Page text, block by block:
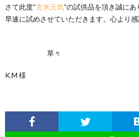
さて此度“玄米元気”の試供品を頂き誠にあ
早速に試めさせていただきます。心より
草々
K.M 様